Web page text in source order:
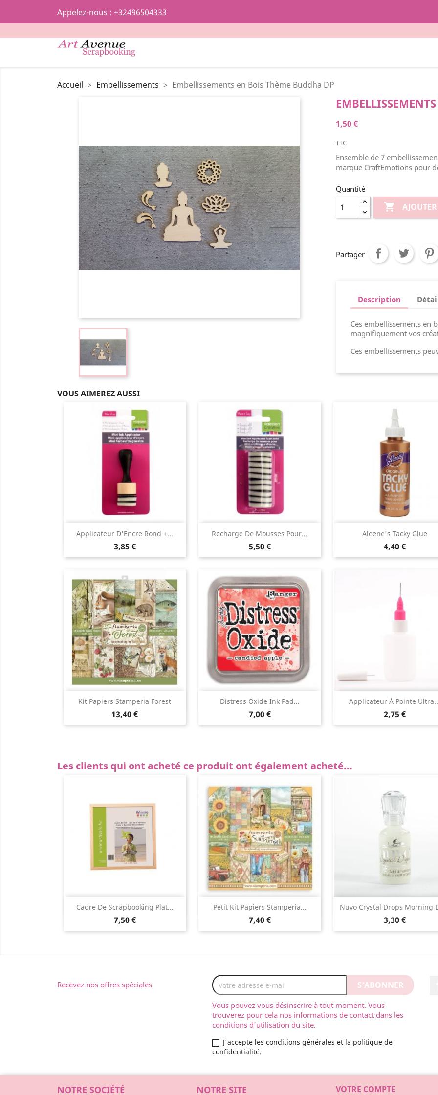
Appelez-nous : +32496504333
Accueil Embellissements Embellissements en Bois Thème Buddha DP
1,50 €
TTC
Ensemble de 7
marque CraftEmotions pour
Quantité

Partager
Description
Ces embellissements en
magnifiquement vos
Ces embellissements
VOUS AIMEREZ AUSSI
Applicateur D'Encre Rond +...
3,85 €
Aperçu rapide Recharge De Mousses Pour...
5,50 €
Aperçu rapide Aleene's Tacky Glue
4,40 €
Aperçu rapide
Kit Papiers Stamperia Forest
13,40 €
Aperçu rapide Distress Oxide Ink Pad...
7,00 €
Aperçu rapide Applicateur À Pointe
2,75 €
Aperçu rapide
Les clients qui ont acheté ce produit ont également acheté...
Cadre De Scrapbooking Plat...
7,50 €
Aperçu rapide Petit Kit Papiers Stamperia...
7,40 €
Aperçu rapide Nuvo Crystal Drops Morning
3,30 €
Aperçu rapide
Recevez nos offres spéciales
Vous pouvez vous désinscrire à tout moment. Vous
trouverez pour cela nos informations de contact dans les
conditions d'utilisation du site.
J'accepte les conditions générales et la politique de
confidentialité.
NOTRE SOCIÉTÉ NOTRE SITE VOTRE COMPTE